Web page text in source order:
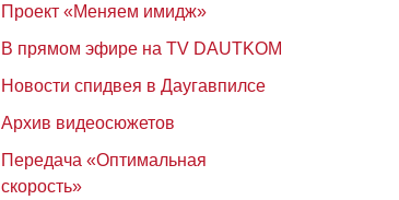
Проект «Меняем имидж»
В прямом эфире на TV DAUTKOM
Новости спидвея в Даугавпилсе
Архив видеосюжетов
Передача «Оптимальная
скорость»